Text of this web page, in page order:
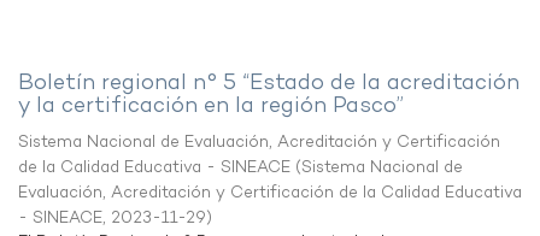
Boletín regional n° 5 “Estado de la acreditación
y la certificación en la región Pasco”
Sistema Nacional de Evaluación, Acreditación y Certificación
de la Calidad Educativa - SINEACE (Sistema Nacional de
Evaluación, Acreditación y Certificación de la Calidad Educativa
- SINEACE, 2023-11-29)